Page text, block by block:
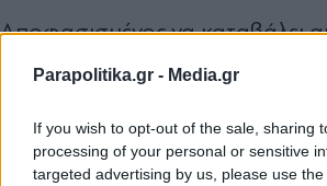
Parapolitika.gr - Media.gr
If you wish to opt-out of the sale, sharing
processing of your personal or sensitive
targeted advertising by us, please use
Αποφασισμένος να καταβάλει
προσπάθειες προκειμένου να
Υπουργείου Υγείας και των
αντιπροσωπευτικών